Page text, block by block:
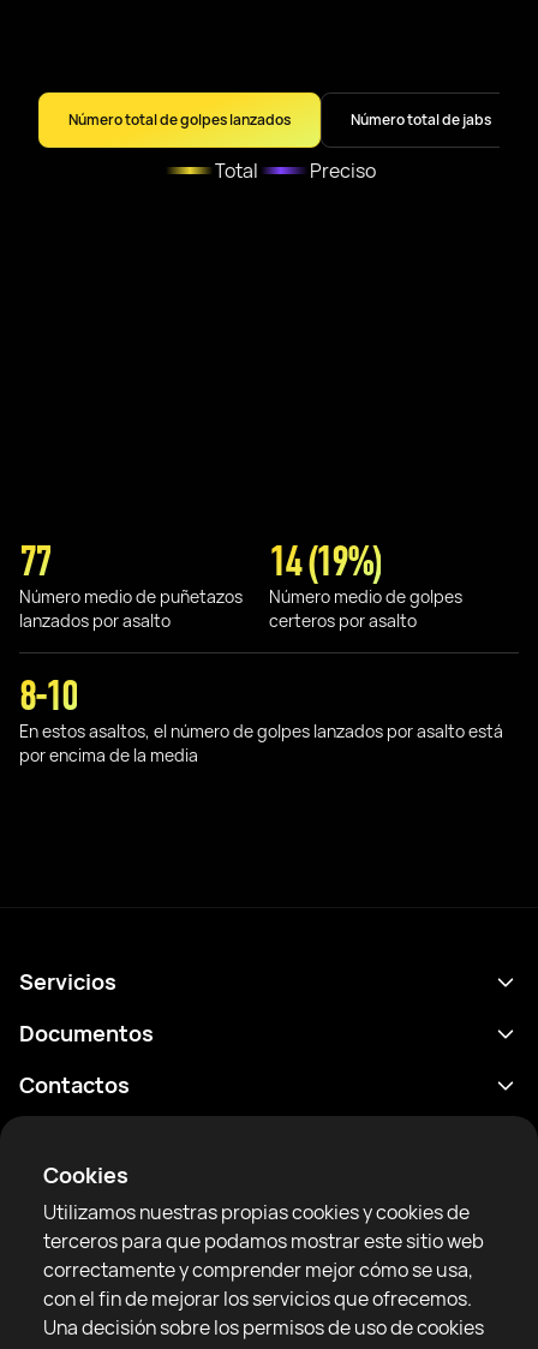
Cookies
Utilizamos nuestras propias cookies y cookies de
terceros para que podamos mostrar este sitio web
correctamente y comprender mejor cómo se usa,
con el fin de mejorar los servicios que ofrecemos.
Una decisión sobre los permisos de uso de cookies
Número total de golpes lanzados Número total de jabs
Total Preciso
77
Número medio de puñetazos
lanzados por asalto
14 (19%)
Número medio de golpes
certeros por asalto
8-10
En estos asaltos, el número de golpes lanzados por asalto está
por encima de la media
RTF United service limited
6 Burrows court, Liverpool, Reino Unido
Servicios
Calendario
Clasificaciones
Noticias
Artículos
Sparring Finder
Documentos
Política de privacidad
Condiciones de uso
Reglas de la comunidad
Contactos